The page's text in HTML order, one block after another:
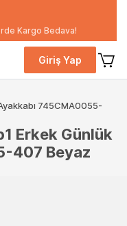
Kargo Bedava!
Giriş Yap
745CMA0055-
Erkek Günlük
407 Beyaz